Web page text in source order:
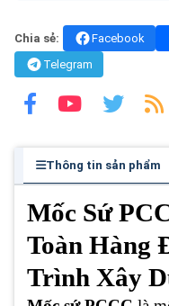
Chia sẻ: Facebook
Telegram
Thông tin sản phẩm
Mốc Sứ
Toàn Hàng
Trình Xây